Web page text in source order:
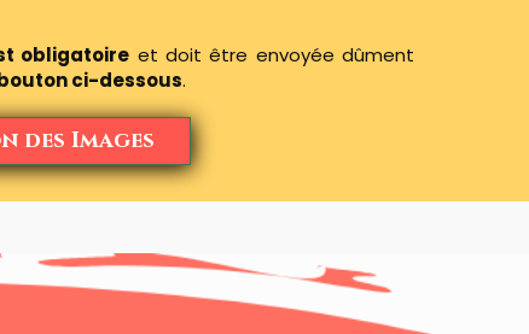
obligatoire et doit être envoyée dûment
ci-dessous.
Images